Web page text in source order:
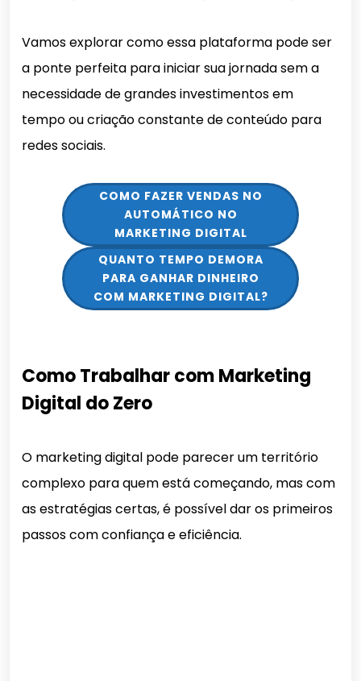
Vamos explorar como essa plataforma pode ser
a ponte perfeita para iniciar sua jornada sem a
necessidade de grandes investimentos em
tempo ou criação constante de conteúdo para
redes sociais.
COMO FAZER VENDAS NO
AUTOMÁTICO NO
MARKETING DIGITAL
QUANTO TEMPO DEMORA
PARA GANHAR DINHEIRO
COM MARKETING DIGITAL?
Como Trabalhar com Marketing
Digital do Zero
O marketing digital pode parecer um território
complexo para quem está começando, mas com
as estratégias certas, é possível dar os primeiros
passos com confiança e eficiência.